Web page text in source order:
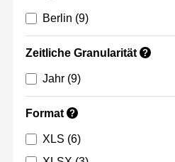
Berlin (9)
Zeitliche Granularität ?
Jahr (9)
Format ?
XLS (6)